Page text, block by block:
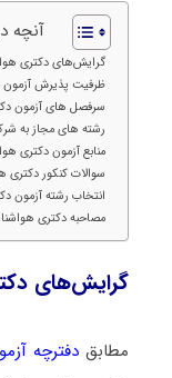
آنچه
گرایش‌های دکتری
ظرفیت پذیرش
سرفصل های آزمون
رشته های مجاز به
منابع آزمون دکتری
سوالات کنکور دکتری
انتخاب رشته آزمون
مصاحبه دکتری
گرایش‌های
مطابق دفترچه